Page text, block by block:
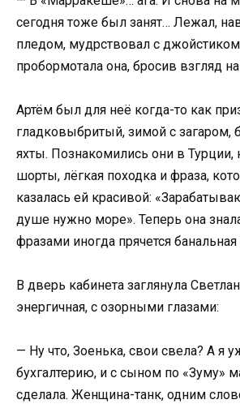
сегодня тоже был занят… Лежал,
пледом, мудрствовал с
пробормотала она, бросив взгляд
Артём был для неё когда-то как
гладковыбритый, зимой с загаром,
яхты. Познакомились они в
шорты, лёгкая походка и фраза,
казалась ей красивой:
душе нужно море». Теперь она
фразами иногда прячется банальная
В дверь кабинета заглянула
энергичная, с озорными глазами:
— Ну что, Зоенька, свои свела? А я
бухгалтерию, и с сыном по «Зуму»
сделала. Женщина-танк, одним